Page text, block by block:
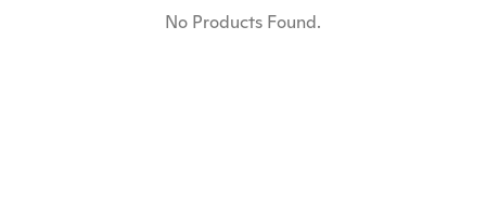
No Products Found.